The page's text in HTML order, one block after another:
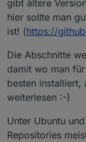
gibt ältere
hier sollte man
ist! (https://
Die Abschnitte
damit wo man
besten installiert,
weiterlesen :-)
Unter Ubuntu
Repositories